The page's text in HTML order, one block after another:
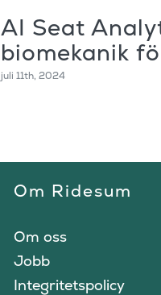
AI Seat
biomekanik
juli 11th, 2024
Om Ridesum
Om oss
Jobb
Integritetspolicy